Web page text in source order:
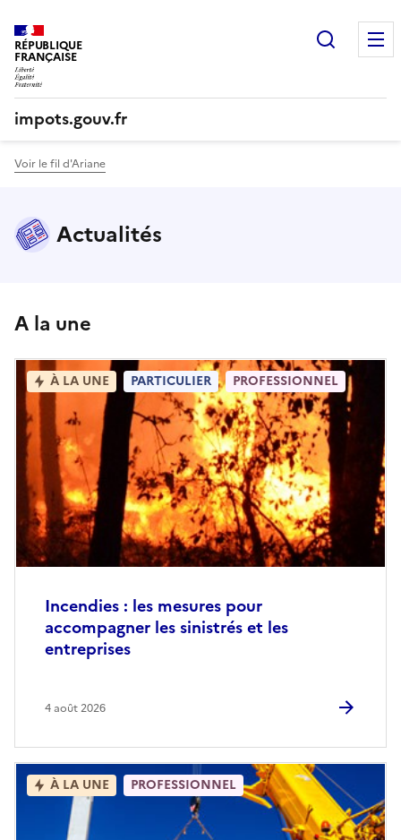
RÉPUBLIQUE
FRANÇAISE
impots.gouv.fr
Voir le fil d'Ariane
Actualités
A la une
Incendies : les mesures pour
accompagner les sinistrés et les
entreprises
4 août 2026
À LA UNE PARTICULIER PROFESSIONNEL
À LA UNE PROFESSIONNEL